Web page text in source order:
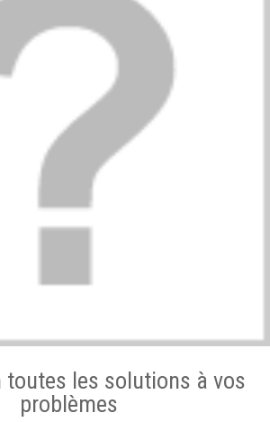
toutes les solutions à vos
problèmes